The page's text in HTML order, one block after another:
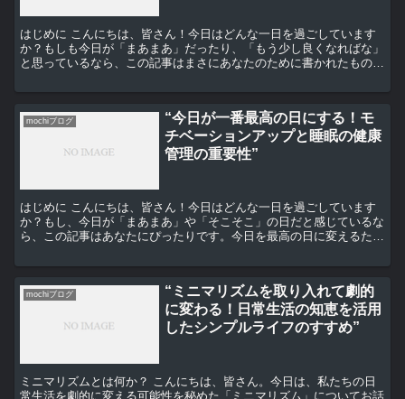
はじめに こんにちは、皆さん！今日はどんな一日を過ごしています
か？もしも今日が「まあまあ」だったり、「もう少し良くなればな」
と思っているなら、この記事はまさにあなたのために書かれたもので
mochiブログ
“今日が一番最高の日にする！モ
チベーションアップと睡眠の健康
管理の重要性”
はじめに こんにちは、皆さん！今日はどんな一日を過ごしています
か？もし、今日が「まあまあ」や「そこそこ」の日だと感じているな
ら、この記事はあなたにぴったりです。今日を最高の日に変えるため
mochiブログ
“ミニマリズムを取り入れて劇的
に変わる！日常生活の知恵を活用
したシンプルライフのすすめ”
ミニマリズムとは何か？ こんにちは、皆さん。今日は、私たちの日
常生活を劇的に変える可能性を秘めた「ミニマリズム」についてお話